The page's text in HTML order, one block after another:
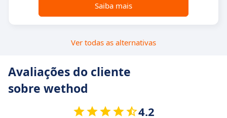
Saiba mais
Ver todas as alternativas
Avaliações do cliente
sobre wethod
4.2